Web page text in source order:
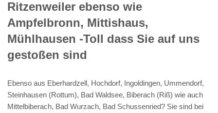
Ritzenweiler ebenso wie
Ampfelbronn, Mittishaus,
Mühlhausen -Toll dass Sie auf uns
gestoßen sind
Ebenso aus Eberhardzell, Hochdorf, Ingoldingen, Ummendorf,
Steinhausen (Rottum), Bad Waldsee, Biberach (Riß) wie auch
Mittelbiberach, Bad Wurzach, Bad Schussenried? Sie sind bei